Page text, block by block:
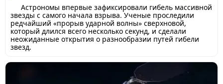
Астрономы впервые зафиксировали гибель массивной
звезды с самого начала взрыва. Ученые проследили
редчайший «прорыв ударной волны» сверхновой,
который длился всего несколько секунд, и сделали
неожиданные открытия о разнообразии путей гибели
звезд.